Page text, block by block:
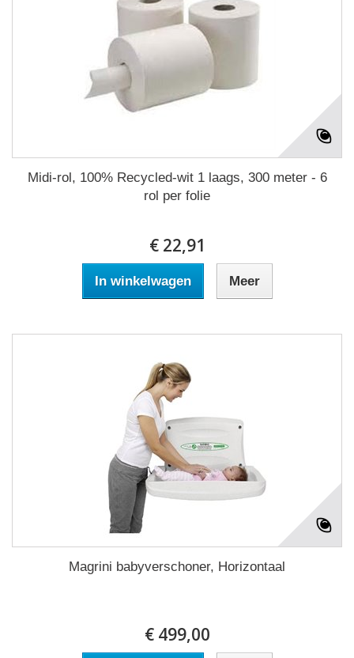
Midi-rol, 100% Recycled-wit 1 laags, 300 meter - 6
rol per folie
€ 22,91
In winkelwagen Meer
Magrini babyverschoner, Horizontaal
€ 499,00